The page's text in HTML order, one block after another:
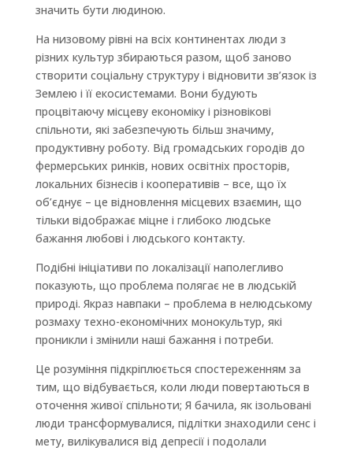
значить бути людиною.
На низовому рівні на всіх континентах люди з
різних культур збираються разом, щоб заново
створити соціальну структуру і відновити зв’язок із
Землею і її екосистемами. Вони будують
процвітаючу місцеву економіку і різновікові
спільноти, які забезпечують більш значиму,
продуктивну роботу. Від громадських городів до
фермерських ринків, нових освітніх просторів,
локальних бізнесів і кооперативів – все, що їх
об’єднує – це відновлення місцевих взаємин, що
тільки відображає міцне і глибоко людське
бажання любові і людського контакту.
Подібні ініціативи по локалізації наполегливо
показують, що проблема полягає не в людській
природі. Якраз навпаки – проблема в нелюдському
розмаху техно-економічних монокультур, які
проникли і змінили наші бажання і потреби.
Це розуміння підкріплюється спостереженням за
тим, що відбувається, коли люди повертаються в
оточення живої спільноти; Я бачила, як ізольовані
люди трансформувалися, підлітки знаходили сенс і
мету, вилікувалися від депресії і подолали